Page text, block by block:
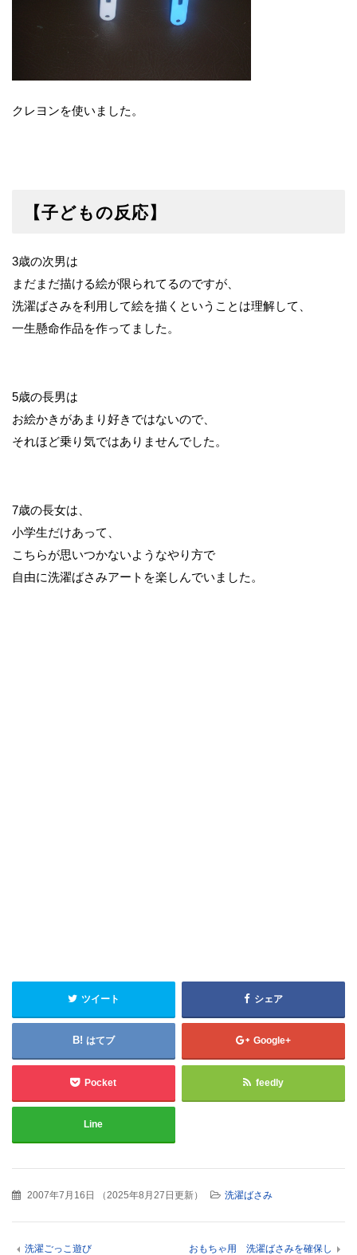
クレヨンを使いました。
【子どもの反応】
3歳の次男は
まだまだ描ける絵が限られてるのですが、
洗濯ばさみを利用して絵を描くということは理解して、
一生懸命作品を作ってました。
5歳の長男は
お絵かきがあまり好きではないので、
それほど乗り気ではありませんでした。
7歳の長女は、
小学生だけあって、
こちらが思いつかないようなやり方で
自由に洗濯ばさみアートを楽しんでいました。
ツイート シェア
はてブ Google+
Pocket feedly
Line
2007年7月16日 （ 2025年8月27日更新） 洗濯ばさみ
洗濯ごっこ遊び
おもちゃ用 洗濯ばさみを確保し